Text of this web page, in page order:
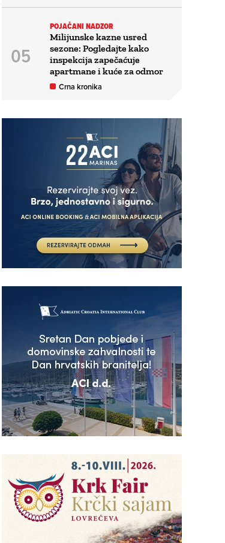
POJAČANI NADZOR
Milijunske kazne usred
sezone: Pogledajte kako
inspekcija zapečaćuje
apartmane i kuće za odmor
Crna kronika